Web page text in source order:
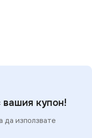
вашия купон!
да използвате